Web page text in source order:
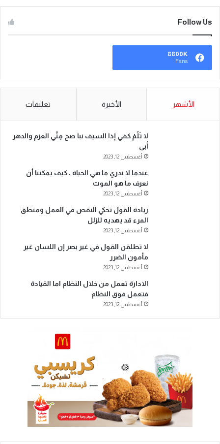
Follow Us
8800K
Fans
الأشهر الأخيرة تعليقات
لا تَلُمْ كفي إذا السيف نبا صح مِنِّي العزم والدهر
أبى
أغسطس 12, 2023
عندما لا ندري ما هي الحياة ، كيف يمكننا أن
نعرف ما هو الموت
أغسطس 12, 2023
زيادة القول تحكي النقص في العمل ومنطق
المرء قد يهديه للزلل
أغسطس 12, 2023
لا تطلقن القول في غير بصر إن اللسان غير
مأمون الضرر
أغسطس 12, 2023
الادارة تعمل من خلال النظام اما القيادة
فتعمل فوق النظام
أغسطس 12, 2023